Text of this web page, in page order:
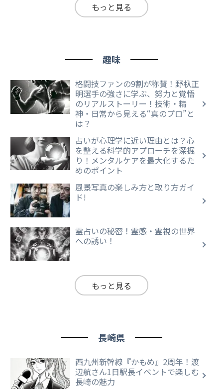
もっと見る
趣味
格闘技ファンの9割が称賛！野杁正
明選手の強さに学ぶ、努力と覚悟
のリアルストーリー！技術・精
神・日常から見える“真のプロ”と
は？
占いが心理学に近い理由とは？心
を整える科学的アプローチを深掘
り！メンタルケアを最大化するた
めのポイント
風景写真の楽しみ方と取り方ガイ
ド!
霊占いの秘密！霊感・霊視の世界
への誘い！
もっと見る
長崎県
西九州新幹線『かもめ』2周年！渡
辺航さん1日駅長イベントで楽しむ
長崎の魅力